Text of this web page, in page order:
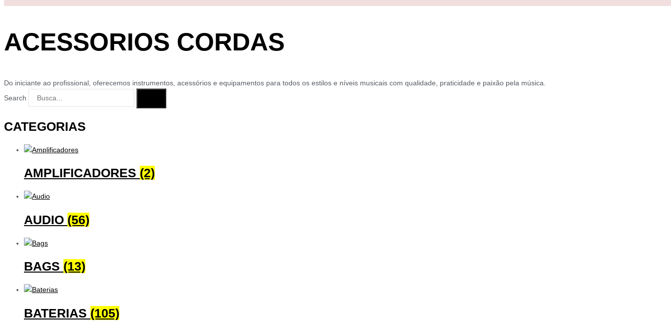
ACESSORIOS CORDAS
Do iniciante ao profissional, oferecemos instrumentos, acessórios e equipamentos para todos os estilos e níveis musicais com qualidade, praticidade e paixão pela música.
Search
CATEGORIAS
AMPLIFICADORES (2)
AUDIO (56)
BAGS (13)
BATERIAS (105)